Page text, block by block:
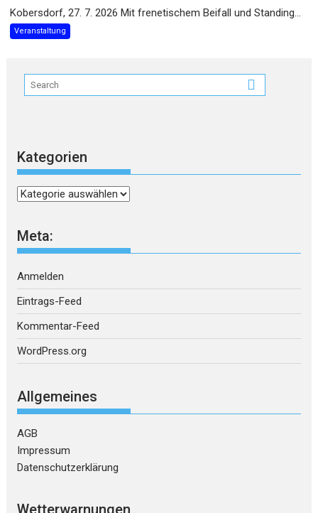
Kobersdorf, 27. 7. 2026 Mit frenetischem Beifall und Standing...
Veranstaltung
Kategorien
Kategorien
Meta:
Anmelden
Eintrags-Feed
Kommentar-Feed
WordPress.org
Allgemeines
AGB
Impressum
Datenschutzerklärung
Wetterwarnungen